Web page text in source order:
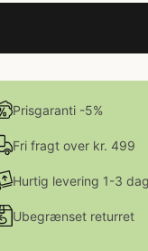
Prisgaranti -5%
Fri fragt over kr. 499
Hurtig levering 1-3
Ubegrænset returret